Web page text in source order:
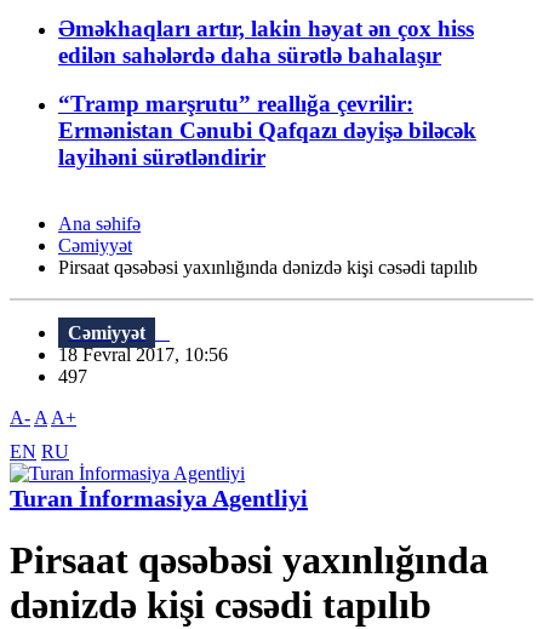
Əməkhaqları artır, lakin həyat ən çox hiss
edilən sahələrdə daha sürətlə bahalaşır
“Tramp marşrutu” reallığa çevrilir:
Ermənistan Cənubi Qafqazı dəyişə biləcək
layihəni sürətləndirir
Ana səhifə
Cəmiyyət
Pirsaat qəsəbəsi yaxınlığında dənizdə kişi cəsədi tapılıb
Cəmiyyət
18 Fevral 2017, 10:56
497
A- A A+
EN RU
Turan İnformasiya Agentliyi
Pirsaat qəsəbəsi yaxınlığında
dənizdə kişi cəsədi tapılıb